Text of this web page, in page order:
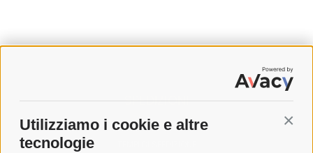
Utilizziamo i cookie e altre
tecnologie
SPEDIZIONI
COSTI DI SPEDIZIONE